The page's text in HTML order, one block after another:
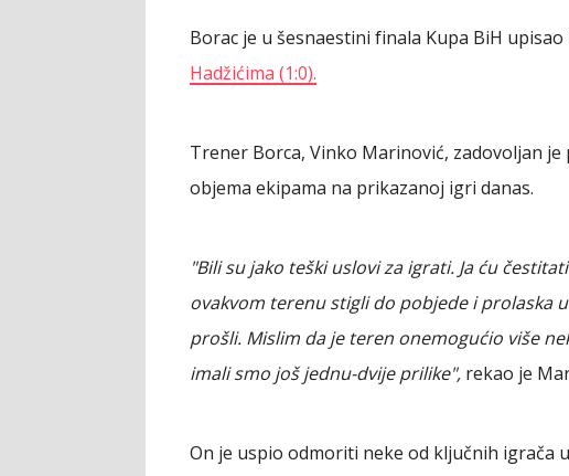
Borac je u šesnaestini finala Kupa BiH
Hadžićima (1:0).
Trener Borca, Vinko Marinović, zadovoljan
objema ekipama na prikazanoj igri danas.
"Bili su jako teški uslovi za igrati. Ja ću
ovakvom terenu stigli do pobjede i prolaska
prošli. Mislim da je teren onemogućio više
imali smo još jednu-dvije prilike", rekao je
On je uspio odmoriti neke od ključnih igrača